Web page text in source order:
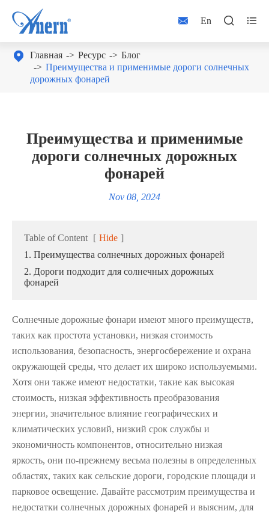
 En  
 Главная Ресурс
Блог
Преимущества и применимые дороги солнечных
дорожных фонарей
Преимущества и применимые
дороги солнечных дорожных
фонарей
Nov 08, 2024
Table of Content [ Hide ]
1. Преимущества солнечных дорожных фонарей
2. Дороги подходит для солнечных дорожных
фонарей
Солнечные дорожные фонари имеют много преимуществ,
таких как простота установки, низкая стоимость
использования, безопасность, энергосбережение и охрана
окружающей среды, что делает их широко используемыми.
Хотя они также имеют недостатки, такие как высокая
стоимость, низкая эффективность преобразования
энергии, значительное влияние географических и
климатических условий, низкий срок службы и
экономичность компонентов, относительно низкая
яркость, они по-прежнему весьма полезны в определенных
областях, таких как сельские дороги, городские площади и
парковое освещение. Давайте рассмотрим преимущества и
недостатки солнечных дорожных фонарей и выясним, для